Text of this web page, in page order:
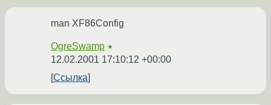
man XF86Config
OgreSwamp ★
12.02.2001 17:10:12 +00:00
Ссылка